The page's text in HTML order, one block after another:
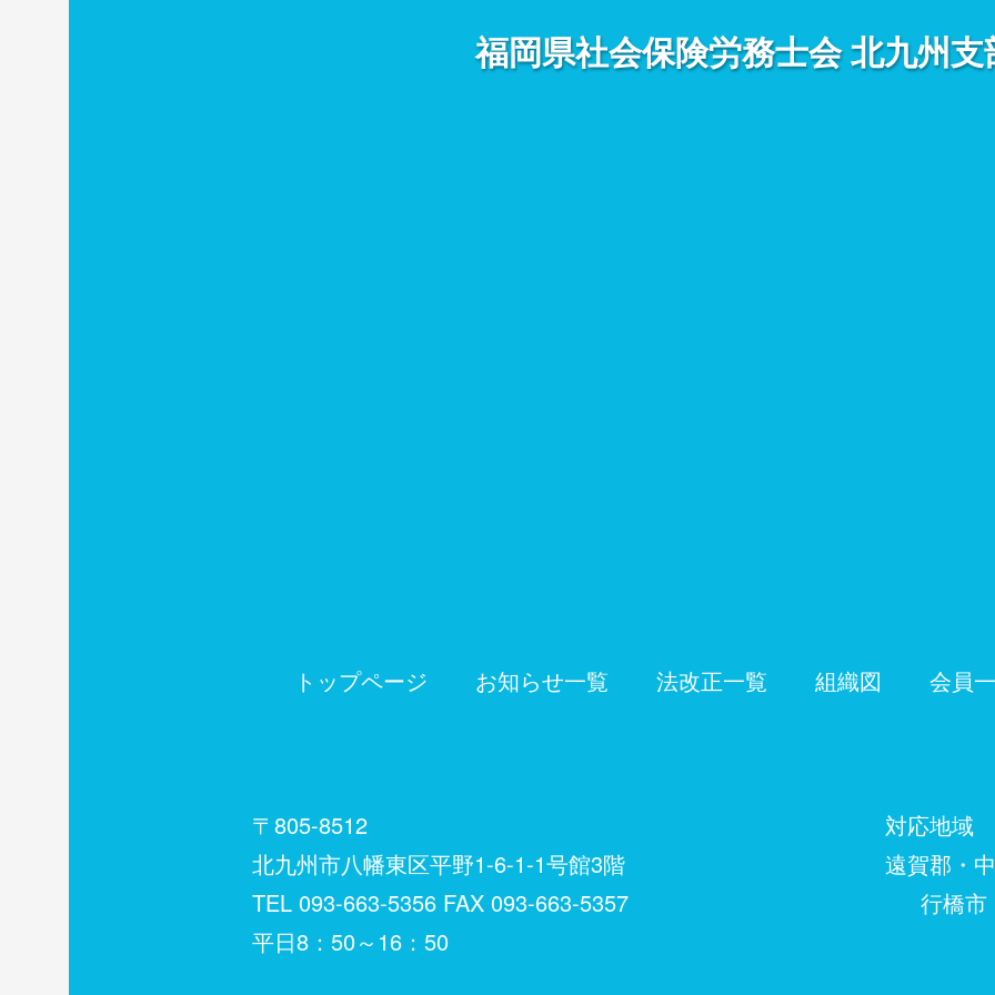
福岡県社会保険労務士会北九州支
トップページ お知らせ一覧 法改正一覧 組織図 会員
〒805-8512
北九州市八幡東区平野1-6-1-1号館3階
TEL 093-663-5356 FAX 093-663-5357
平日8：50～16：50
対応地域
遠賀郡・中間市
行橋市・築